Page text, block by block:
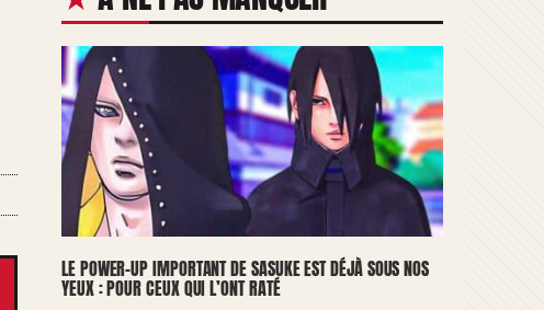
LE POWER-UP IMPORTANT DE SASUKE EST DÉJÀ SOUS NOS
YEUX : POUR CEUX QUI L’ONT RATÉ